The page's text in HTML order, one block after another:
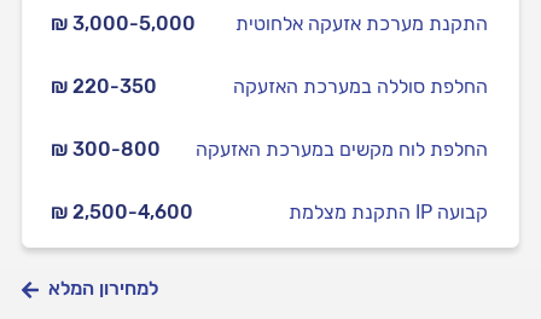
₪ 3,000-5,000 התקנת מערכת אזעקה אלחוטית
₪ 220-350 החלפת סוללה במערכת האזעקה
₪ 300-800 החלפת לוח מקשים במערכת האזעקה
₪ 2,500-4,600 התקנת מצלמת IP קבועה
למחירון המלא